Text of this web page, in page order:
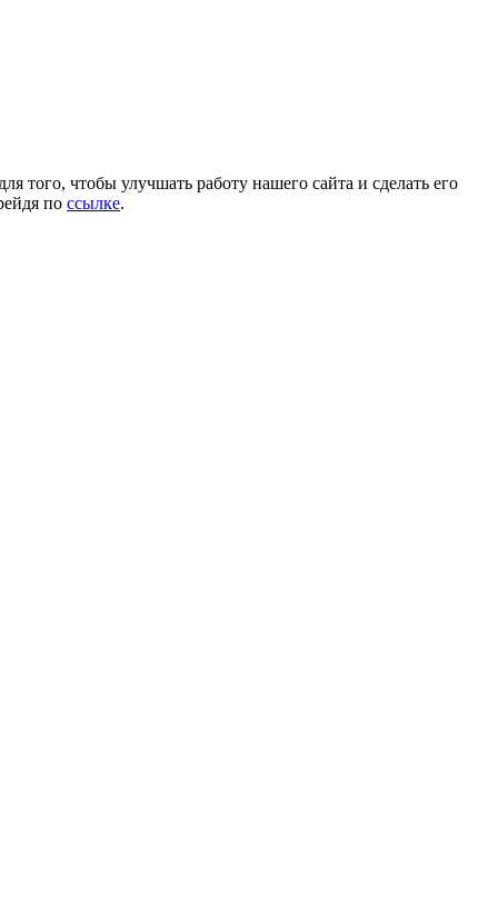
чтобы улучшать работу нашего сайта и сделать его
по ссылке.